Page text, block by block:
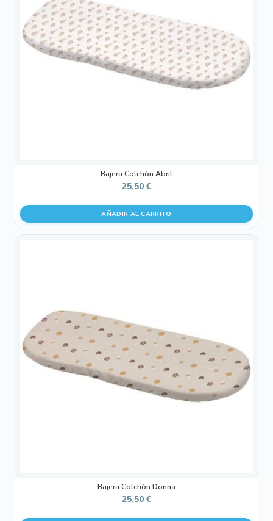
Bajera Colchón Abril
25,50 €
AÑADIR AL CARRITO
Bajera Colchón Donna
25,50 €